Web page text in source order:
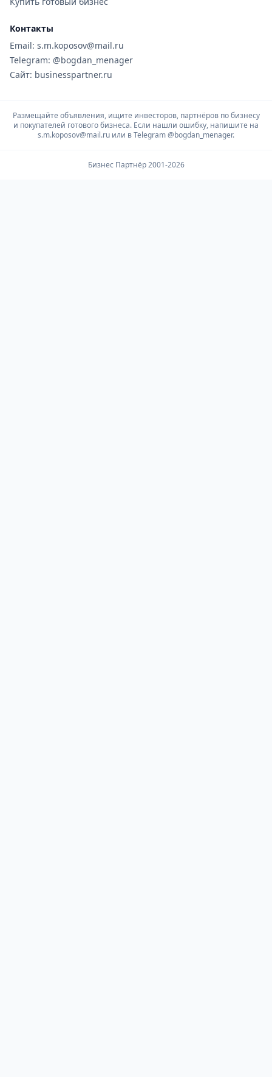
Контакты
Email: s.m.koposov@mail.ru
Telegram: @bogdan_menager
Сайт: businesspartner.ru
Размещайте объявления, ищите инвесторов, партнёров по бизнесу
и покупателей готового бизнеса. Если нашли ошибку, напишите на
s.m.koposov@mail.ru или в Telegram@bogdan_menager.
Бизнес Партнёр 2001-2026